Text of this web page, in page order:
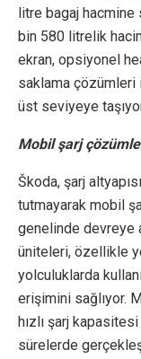
litre bagaj hacmine
bin 580 litrelik
ekran, opsiyonel
saklama çözümleri
üst seviyeye
Mobil şarj
Škoda, şarj
tutmayarak mobil
genelinde devreye
üniteleri, özellikle
yolculuklarda
erişimini sağlıyor.
hızlı şarj
sürelerde